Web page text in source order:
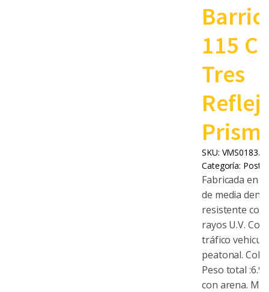
115
Tres
SKU:
Categoría:
Fabricada en
de media
resistente
rayos U.V.
tráfico
peatonal.
Peso total :6.9
con arena.